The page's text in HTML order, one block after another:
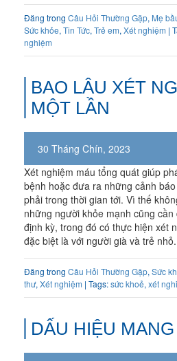
Đăng trong Câu Hỏi Thường Gặp, Mẹ
Sức khỏe,Tin Tức,Trẻ em,Xét nghiệm |
nghiệm
BAO LÂU XÉT
MỘT LẦN
30 Tháng Chín, 2023
Xét nghiệm máu tổng quát giúp
bệnh hoặc đưa ra những cảnh
phải trong thời gian tới. Vì thế
những người khỏe mạnh cũng
định kỳ, trong đó có thực hiện xét
đặc biệt là với người già và trẻ
Đăng trong Câu Hỏi Thường Gặp,Sức
thư,Xét nghiệm | Tags:sức khoẻ,xét
DẤU HIỆU